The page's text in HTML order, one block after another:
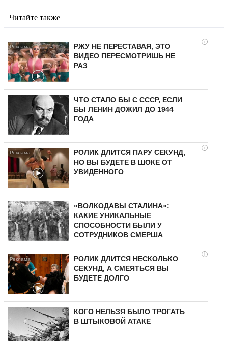
Читайте также
i
РЖУ НЕ ПЕРЕСТАВАЯ, ЭТО
ВИДЕО ПЕРЕСМОТРИШЬ НЕ
РАЗ
ЧТО СТАЛО БЫ С СССР, ЕСЛИ
БЫ ЛЕНИН ДОЖИЛ ДО 1944
ГОДА
i
РОЛИК ДЛИТСЯ ПАРУ СЕКУНД,
НО ВЫ БУДЕТЕ В ШОКЕ ОТ
УВИДЕННОГО
«ВОЛКОДАВЫ СТАЛИНА»:
КАКИЕ УНИКАЛЬНЫЕ
СПОСОБНОСТИ БЫЛИ У
СОТРУДНИКОВ СМЕРША
i
РОЛИК ДЛИТСЯ НЕСКОЛЬКО
СЕКУНД, А СМЕЯТЬСЯ ВЫ
БУДЕТЕ ДОЛГО
КОГО НЕЛЬЗЯ БЫЛО ТРОГАТЬ
В ШТЫКОВОЙ АТАКЕ